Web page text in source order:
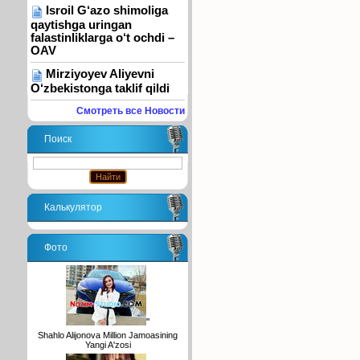
Isroil G‘azo shimoliga
qaytishga uringan
falastinliklarga o‘t ochdi –
OAV
Mirziyoyev Aliyevni
O‘zbekistonga taklif qildi
Смотреть все Новости
Поиск
Калькулятор
Фото
"
Shahlo Alijonova Million Jamoasining
Yangi A'zosi